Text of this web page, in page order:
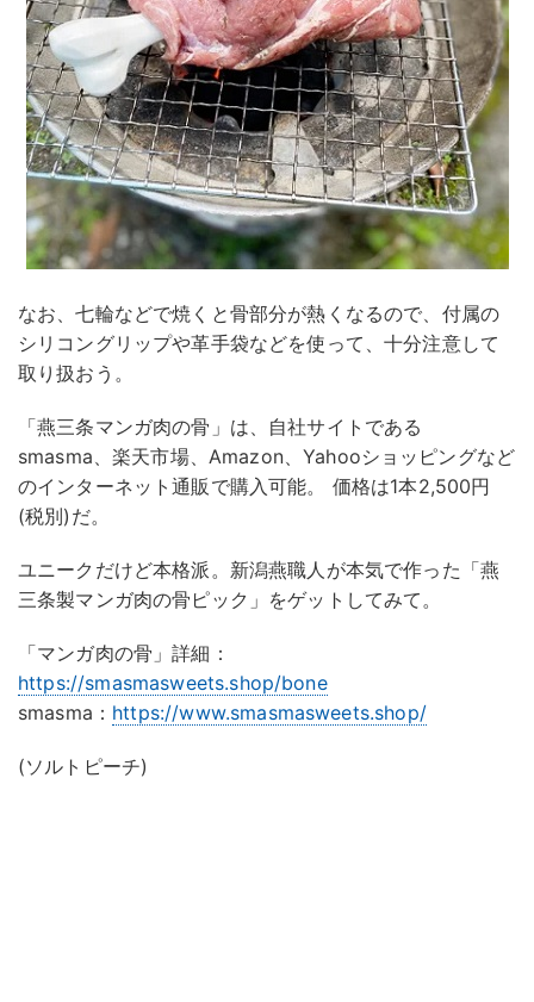
なお、七輪などで焼くと骨部分が熱くなるので、付属の
シリコングリップや革手袋などを使って、十分注意して
取り扱おう。
「燕三条マンガ肉の骨」は、自社サイトである
smasma、楽天市場、Amazon、Yahooショッピングなど
のインターネット通販で購入可能。 価格は1本2,500円
(税別)だ。
ユニークだけど本格派。新潟燕職人が本気で作った「燕
三条製マンガ肉の骨ピック」をゲットしてみて。
「マンガ肉の骨」詳細：
https://smasmasweets.shop/bone
smasma： https://www.smasmasweets.shop/
(ソルトピーチ)